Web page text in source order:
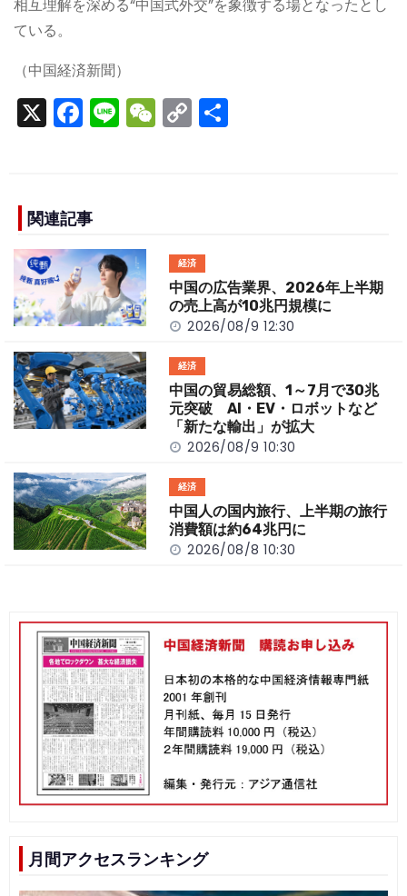
相互理解を深める“中国式外交”を象徴する場となったとし
ている。
（中国経済新聞）
X F
e
b
o
o
k
Li W C
n
k
関連記事
経済
中国の広告業界、2026年上半期
の売上高が10兆円規模に
2026/08/9 12:30
経済
中国の貿易総額、1～7月で30兆
元突破 AI・EV・ロボットなど
「新たな輸出」が拡大
2026/08/9 10:30
経済
中国人の国内旅行、上半期の旅行
消費額は約64兆円に
2026/08/8 10:30
月間アクセスランキング